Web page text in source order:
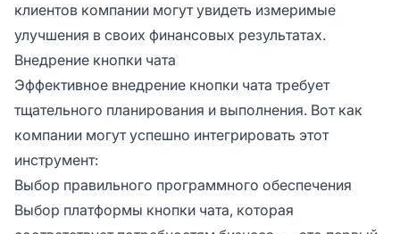
клиентов компании могут увидеть измеримые
улучшения в своих финансовых результатах.
Внедрение кнопки чата
Эффективное внедрение кнопки чата требует
тщательного планирования и выполнения. Вот как
компании могут успешно интегрировать этот
инструмент:
Выбор правильного программного обеспечения
Выбор платформы кнопки чата, которая